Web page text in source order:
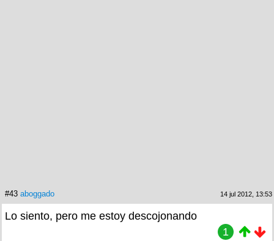
#43 aboggado 14 jul 2012, 13:53
Lo siento, pero me estoy descojonando
1